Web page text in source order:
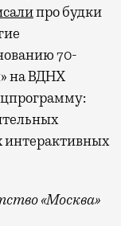
про будки
70-
на ВДНХ
интерактивных
«Москва»